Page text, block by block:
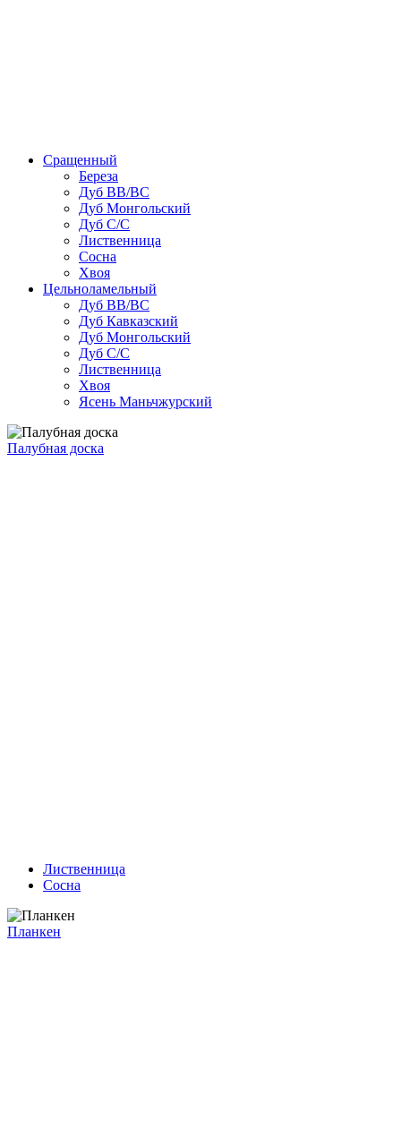
Сращенный
Береза
Дуб ВВ/ВС
Дуб Монгольский
Дуб С/С
Лиственница
Сосна
Хвоя
Цельноламельный
Дуб ВВ/ВС
Дуб Кавказский
Дуб Монгольский
Дуб С/С
Лиственница
Хвоя
Ясень Маньчжурский
Палубная доска
Лиственница
Сосна
Планкен